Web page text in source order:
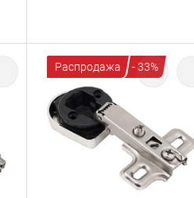
Распродажа - 33%